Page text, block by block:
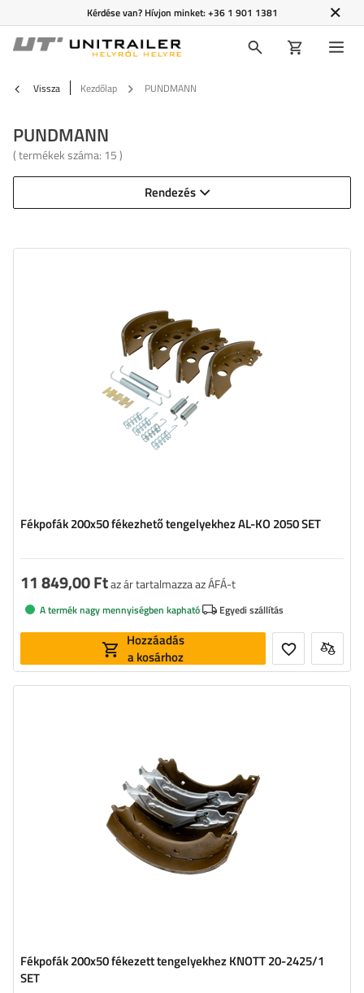
Kérdése van? Hívjon minket:+36 1 901 1381
Vissza Kezdőlap PUNDMANN
PUNDMANN
( termékek száma: 15)
Rendezés
Fékpofák 200x50 fékezhető tengelyekhez AL-KO 2050 SET
11 849,00 Ftaz ár tartalmazza az ÁFÁ-t
A termék nagy mennyiségben kapható Egyedi szállítás
Hozzáadás
a kosárhoz
Fékpofák 200x50 fékezett tengelyekhez KNOTT 20-2425/1
SET